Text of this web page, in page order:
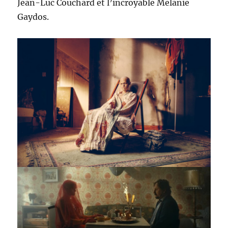
Jean-Luc Couchard et l’incroyable Melanie
Gaydos.